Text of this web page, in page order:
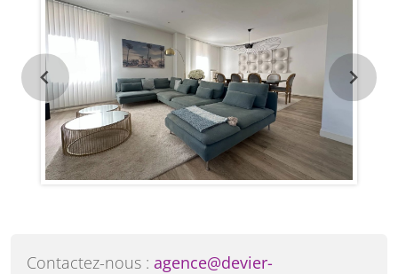
Contactez-nous : agence@devier-